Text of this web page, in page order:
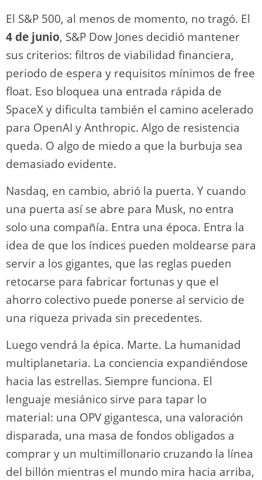
El S&P 500, al menos de momento, no tragó. El
4 de junio, S&P Dow Jones decidió mantener
sus criterios: filtros de viabilidad financiera,
periodo de espera y requisitos mínimos de free
float. Eso bloquea una entrada rápida de
SpaceX y dificulta también el camino acelerado
para OpenAI y Anthropic. Algo de resistencia
queda. O algo de miedo a que la burbuja sea
demasiado evidente.
Nasdaq, en cambio, abrió la puerta. Y cuando
una puerta así se abre para Musk, no entra
solo una compañía. Entra una época. Entra la
idea de que los índices pueden moldearse para
servir a los gigantes, que las reglas pueden
retocarse para fabricar fortunas y que el
ahorro colectivo puede ponerse al servicio de
una riqueza privada sin precedentes.
Luego vendrá la épica. Marte. La humanidad
multiplanetaria. La conciencia expandiéndose
hacia las estrellas. Siempre funciona. El
lenguaje mesiánico sirve para tapar lo
material: una OPV gigantesca, una valoración
disparada, una masa de fondos obligados a
comprar y un multimillonario cruzando la línea
del billón mientras el mundo mira hacia arriba,